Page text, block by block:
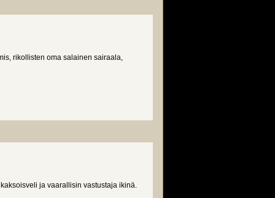
rikollisten oma salainen sairaala,
ja vaarallisin vastustaja ikinä.